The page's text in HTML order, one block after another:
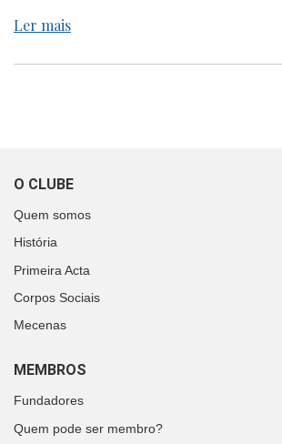
Ler mais
O CLUBE
Quem somos
História
Primeira Acta
Corpos Sociais
Mecenas
MEMBROS
Fundadores
Quem pode ser membro?